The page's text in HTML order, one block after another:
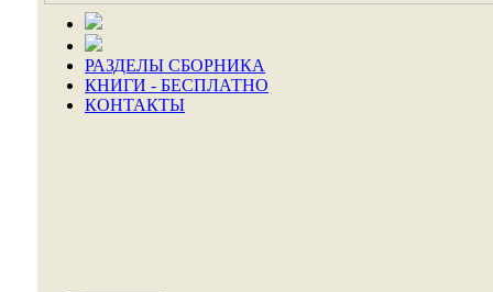
РАЗДЕЛЫ СБОРНИКА
КНИГИ - БЕСПЛАТНО
КОНТАКТЫ